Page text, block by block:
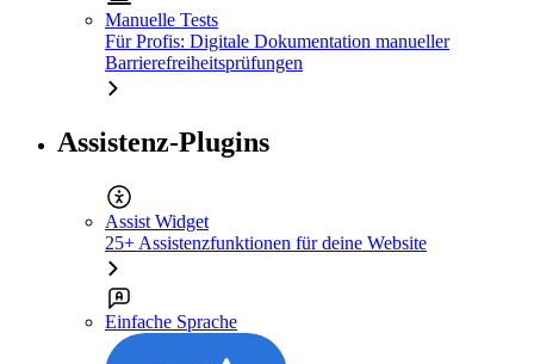
Manuelle Tests
Für Profis: Digitale Dokumentation manueller
Barrierefreiheitsprüfungen
Assistenz-Plugins
Assist Widget
25+ Assistenzfunktionen für deine Website
Einfache Sprache